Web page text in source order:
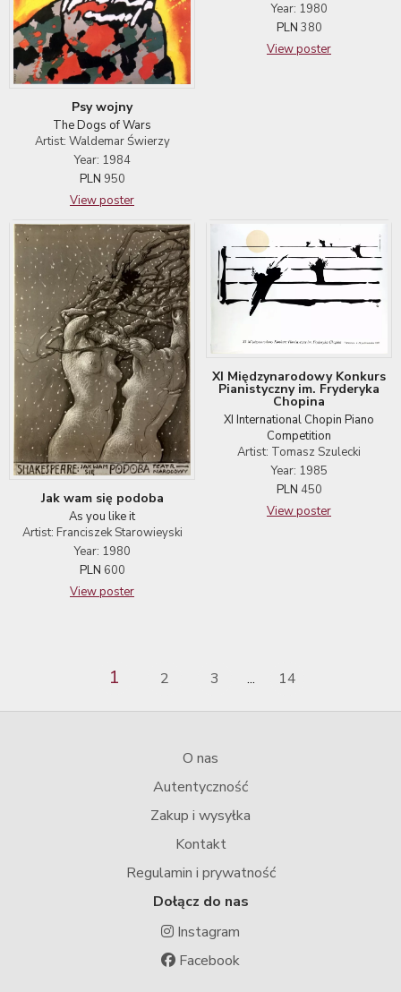
Psy wojny
The Dogs of Wars
Artist: Waldemar Świerzy
Year: 1984
PLN 950
View poster
Year: 1980
PLN 380
View poster
Jak wam się podoba
As you like it
Artist: Franciszek Starowieyski
Year: 1980
PLN 600
View poster
XI Międzynarodowy Konkurs
Pianistyczny im. Fryderyka
Chopina
XI International Chopin Piano
Competition
Artist: Tomasz Szulecki
Year: 1985
PLN 450
View poster
1 2 3 ... 14
O nas
Autentyczność
Zakup i wysyłka
Kontakt
Regulamin i prywatność
Dołącz do nas
Instagram
Facebook